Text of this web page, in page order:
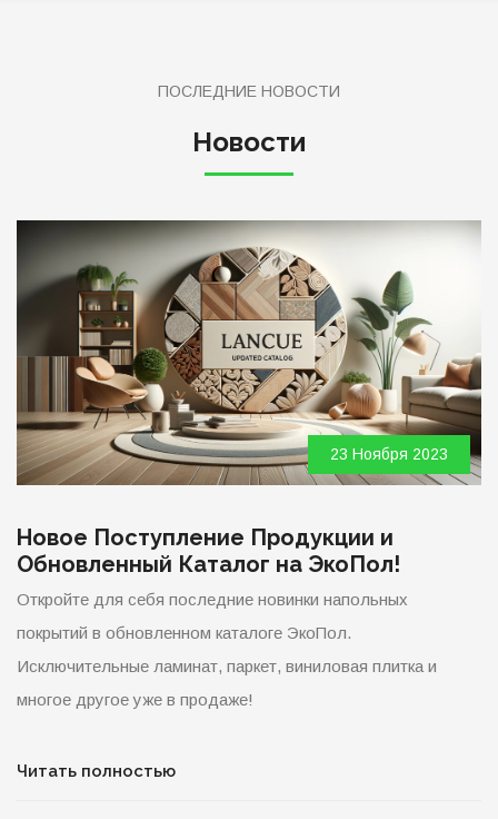
ПОСЛЕДНИЕ НОВОСТИ
Новости
23 Ноября 2023
Новое Поступление Продукции и
Обновленный Каталог на ЭкоПол!
Откройте для себя последние новинки напольных
покрытий в обновленном каталоге ЭкоПол.
Исключительные ламинат, паркет, виниловая плитка и
многое другое уже в продаже!
Читать полностью